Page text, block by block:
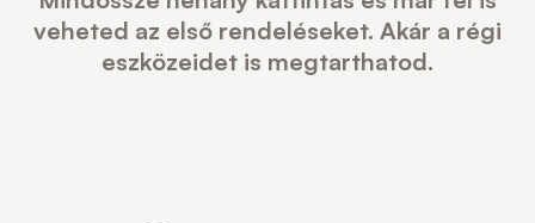
veheted az első rendeléseket. Akár a régi
eszközeidet is megtarthatod.